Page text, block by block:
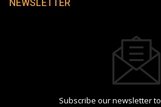
NEWSLETTER
Subscribe our newsletter